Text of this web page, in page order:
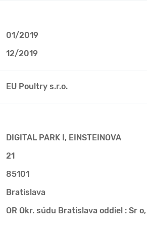
01/2019
12/2019
EU Poultry s.r.o.
DIGITAL PARK I, EINSTEINOVA
21
85101
Bratislava
OR Okr. súdu Bratislava oddiel : Sr